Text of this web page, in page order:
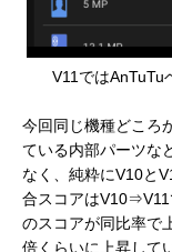
V11ではAnTuTu
今回同じ機種どころ
ている内部パーツな
なく、純粋にV10と
合スコアは
のスコアが同比率で
倍くらいに上昇して